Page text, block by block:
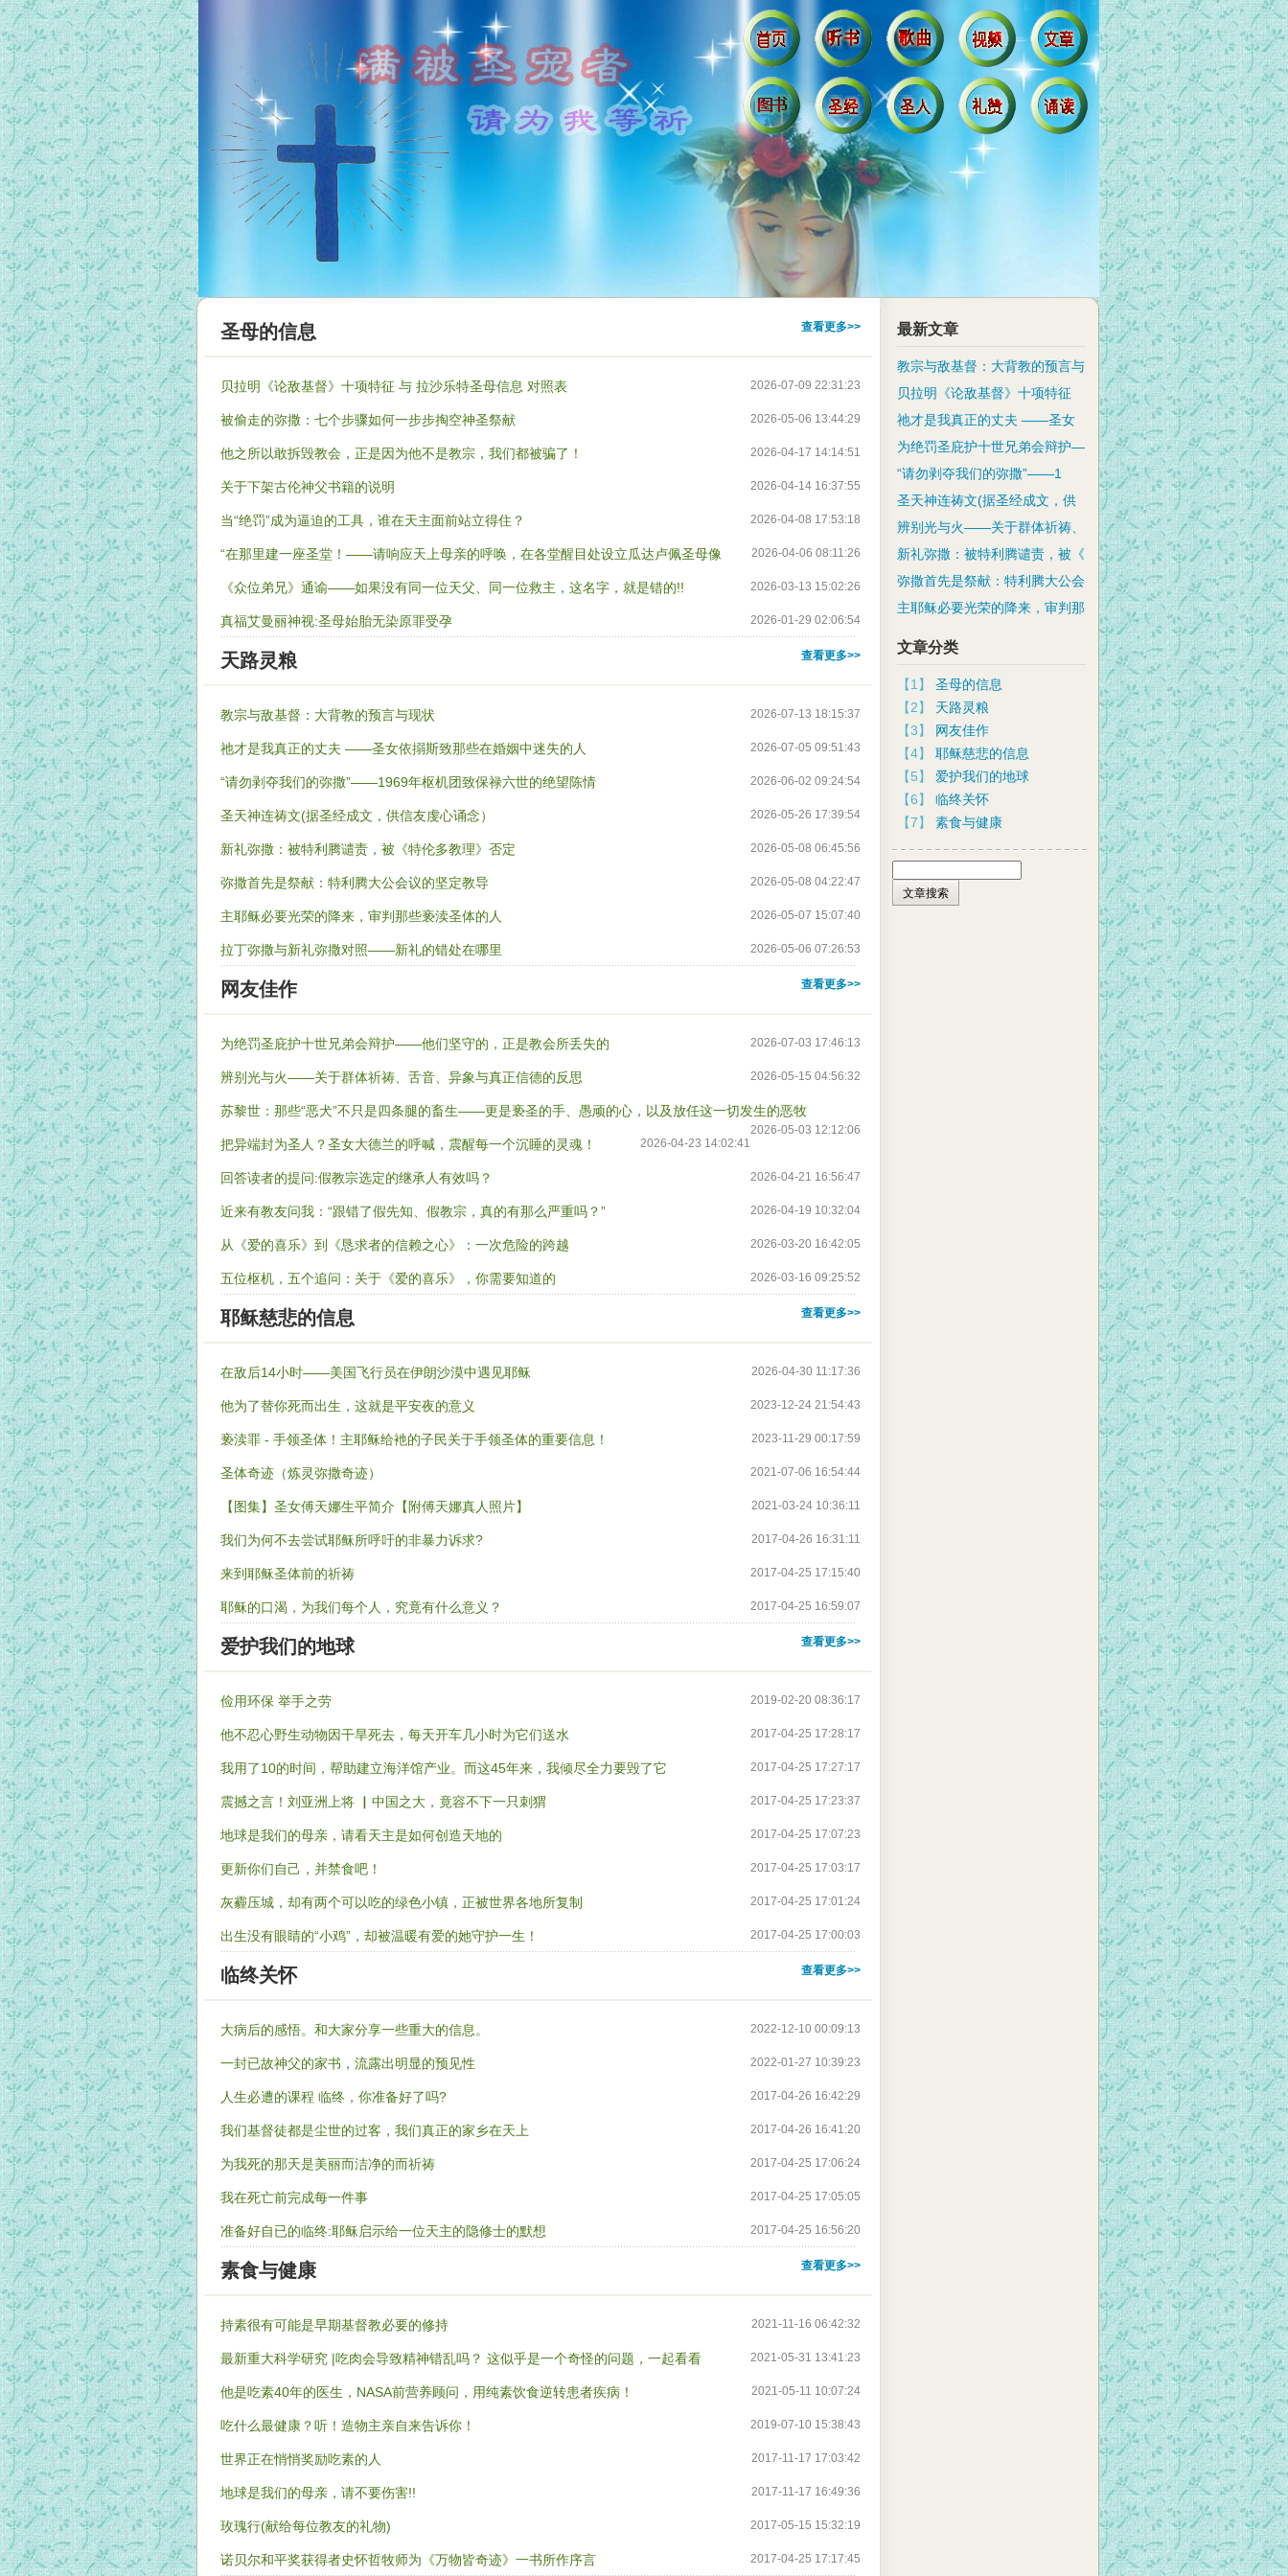
圣母的信息 查看更多>>
贝拉明《论敌基督》十项特征 与 拉沙乐特圣母信息 对照表 2026-07-09 22:31:23
被偷走的弥撒：七个步骤如何一步步掏空神圣祭献 2026-05-06 13:44:29
他之所以敢拆毁教会，正是因为他不是教宗，我们都被骗了！ 2026-04-17 14:14:51
关于下架古伦神父书籍的说明 2026-04-14 16:37:55
当“绝罚”成为逼迫的工具，谁在天主面前站立得住？ 2026-04-08 17:53:18
“在那里建一座圣堂！——请响应天上母亲的呼唤，在各堂醒目处设立瓜达卢佩圣母像 2026-04-06 08:11:26
《众位弟兄》通谕——如果没有同一位天父、同一位救主，这名字，就是错的!! 2026-03-13 15:02:26
真福艾曼丽神视:圣母始胎无染原罪受孕 2026-01-29 02:06:54
天路灵粮 查看更多>>
教宗与敌基督：大背教的预言与现状 2026-07-13 18:15:37
祂才是我真正的丈夫 ——圣女依搦斯致那些在婚姻中迷失的人 2026-07-05 09:51:43
“请勿剥夺我们的弥撒”——1969年枢机团致保禄六世的绝望陈情 2026-06-02 09:24:54
圣天神连祷文(据圣经成文，供信友虔心诵念） 2026-05-26 17:39:54
新礼弥撒：被特利腾谴责，被《特伦多教理》否定 2026-05-08 06:45:56
弥撒首先是祭献：特利腾大公会议的坚定教导 2026-05-08 04:22:47
主耶稣必要光荣的降来，审判那些亵渎圣体的人 2026-05-07 15:07:40
拉丁弥撒与新礼弥撒对照——新礼的错处在哪里 2026-05-06 07:26:53
网友佳作 查看更多>>
为绝罚圣庇护十世兄弟会辩护——他们坚守的，正是教会所丢失的 2026-07-03 17:46:13
辨别光与火——关于群体祈祷、舌音、异象与真正信德的反思 2026-05-15 04:56:32
苏黎世：那些“恶犬”不只是四条腿的畜生——更是亵圣的手、愚顽的心，以及放任这一切发生的恶牧
2026-05-03 12:12:06
把异端封为圣人？圣女大德兰的呼喊，震醒每一个沉睡的灵魂！ 2026-04-23 14:02:41
回答读者的提问:假教宗选定的继承人有效吗？ 2026-04-21 16:56:47
近来有教友问我：“跟错了假先知、假教宗，真的有那么严重吗？” 2026-04-19 10:32:04
从《爱的喜乐》到《恳求者的信赖之心》：一次危险的跨越 2026-03-20 16:42:05
五位枢机，五个追问：关于《爱的喜乐》，你需要知道的 2026-03-16 09:25:52
耶稣慈悲的信息 查看更多>>
在敌后14小时——美国飞行员在伊朗沙漠中遇见耶稣 2026-04-30 11:17:36
他为了替你死而出生，这就是平安夜的意义 2023-12-24 21:54:43
亵渎罪 - 手领圣体！主耶稣给衪的子民关于手领圣体的重要信息！ 2023-11-29 00:17:59
圣体奇迹（炼灵弥撒奇迹） 2021-07-06 16:54:44
【图集】圣女傅天娜生平简介【附傅天娜真人照片】 2021-03-24 10:36:11
我们为何不去尝试耶稣所呼吁的非暴力诉求? 2017-04-26 16:31:11
来到耶稣圣体前的祈祷 2017-04-25 17:15:40
耶稣的口渴，为我们每个人，究竟有什么意义？ 2017-04-25 16:59:07
爱护我们的地球 查看更多>>
俭用环保 举手之劳 2019-02-20 08:36:17
他不忍心野生动物因干旱死去，每天开车几小时为它们送水 2017-04-25 17:28:17
我用了10的时间，帮助建立海洋馆产业。而这45年来，我倾尽全力要毁了它 2017-04-25 17:27:17
震撼之言！刘亚洲上将 ▏中国之大，竟容不下一只刺猬 2017-04-25 17:23:37
地球是我们的母亲，请看天主是如何创造天地的 2017-04-25 17:07:23
更新你们自己，并禁食吧！ 2017-04-25 17:03:17
灰霾压城，却有两个可以吃的绿色小镇，正被世界各地所复制 2017-04-25 17:01:24
出生没有眼睛的“小鸡”，却被温暖有爱的她守护一生！ 2017-04-25 17:00:03
临终关怀 查看更多>>
大病后的感悟。和大家分享一些重大的信息。 2022-12-10 00:09:13
一封已故神父的家书，流露出明显的预见性 2022-01-27 10:39:23
人生必遭的课程 临终，你准备好了吗? 2017-04-26 16:42:29
我们基督徒都是尘世的过客，我们真正的家乡在天上 2017-04-26 16:41:20
为我死的那天是美丽而洁净的而祈祷 2017-04-25 17:06:24
我在死亡前完成每一件事 2017-04-25 17:05:05
准备好自已的临终:耶稣启示给一位天主的隐修士的默想 2017-04-25 16:56:20
素食与健康 查看更多>>
持素很有可能是早期基督教必要的修持 2021-11-16 06:42:32
最新重大科学研究 |吃肉会导致精神错乱吗？ 这似乎是一个奇怪的问题，一起看看 2021-05-31 13:41:23
他是吃素40年的医生，NASA前营养顾问，用纯素饮食逆转患者疾病！ 2021-05-11 10:07:24
吃什么最健康？听！造物主亲自来告诉你！ 2019-07-10 15:38:43
世界正在悄悄奖励吃素的人 2017-11-17 17:03:42
地球是我们的母亲，请不要伤害!! 2017-11-17 16:49:36
玫瑰行(献给每位教友的礼物) 2017-05-15 15:32:19
诺贝尔和平奖获得者史怀哲牧师为《万物皆奇迹》一书所作序言 2017-04-25 17:17:45
最新文章
教宗与敌基督：大背教的预言与
贝拉明《论敌基督》十项特征
祂才是我真正的丈夫 ——圣女
为绝罚圣庇护十世兄弟会辩护—
“请勿剥夺我们的弥撒”——1
圣天神连祷文(据圣经成文，供
辨别光与火——关于群体祈祷、
新礼弥撒：被特利腾谴责，被《
弥撒首先是祭献：特利腾大公会
主耶稣必要光荣的降来，审判那
文章分类
【1】 圣母的信息
【2】 天路灵粮
【3】 网友佳作
【4】 耶稣慈悲的信息
【5】 爱护我们的地球
【6】 临终关怀
【7】 素食与健康